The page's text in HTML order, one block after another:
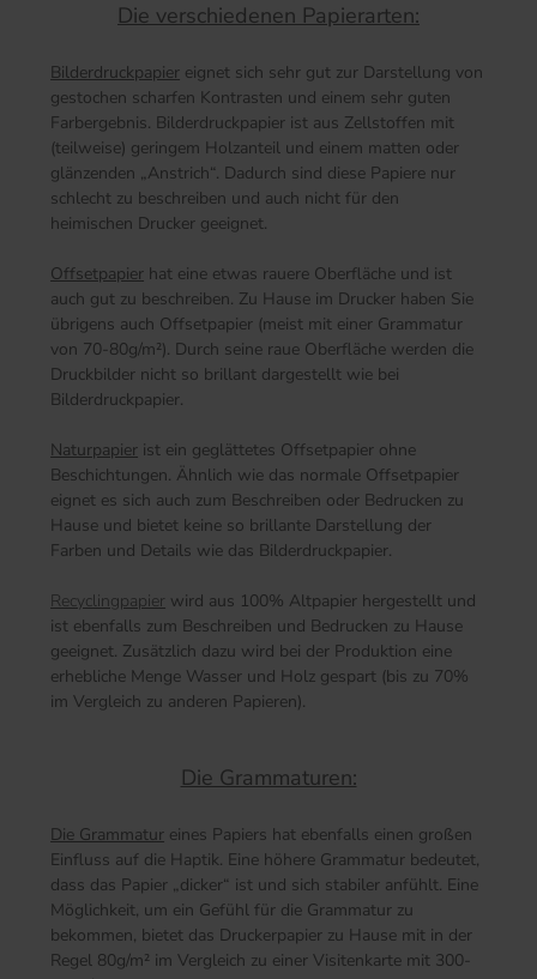
Die verschiedenen Papierarten:
Bilderdruckpapier eignet sich sehr gut zur Darstellung von
gestochen scharfen Kontrasten und einem sehr guten
Farbergebnis. Bilderdruckpapier ist aus Zellstoffen mit
(teilweise) geringem Holzanteil und einem matten oder
glänzenden „Anstrich“. Dadurch sind diese Papiere nur
schlecht zu beschreiben und auch nicht für den
heimischen Drucker geeignet.
Offsetpapier hat eine etwas rauere Oberfläche und ist
auch gut zu beschreiben. Zu Hause im Drucker haben Sie
übrigens auch Offsetpapier (meist mit einer Grammatur
von 70-80g/m²). Durch seine raue Oberfläche werden die
Druckbilder nicht so brillant dargestellt wie bei
Bilderdruckpapier.
Naturpapier ist ein geglättetes Offsetpapier ohne
Beschichtungen. Ähnlich wie das normale Offsetpapier
eignet es sich auch zum Beschreiben oder Bedrucken zu
Hause und bietet keine so brillante Darstellung der
Farben und Details wie das Bilderdruckpapier.
Recyclingpapier wird aus 100% Altpapier hergestellt und
ist ebenfalls zum Beschreiben und Bedrucken zu Hause
geeignet. Zusätzlich dazu wird bei der Produktion eine
erhebliche Menge Wasser und Holz gespart (bis zu 70%
im Vergleich zu anderen Papieren).
Die Grammaturen:
Die Grammatur eines Papiers hat ebenfalls einen großen
Einfluss auf die Haptik. Eine höhere Grammatur bedeutet,
dass das Papier „dicker“ ist und sich stabiler anfühlt. Eine
Möglichkeit, um ein Gefühl für die Grammatur zu
bekommen, bietet das Druckerpapier zu Hause mit in der
Regel 80g/m² im Vergleich zu einer Visitenkarte mit 300-